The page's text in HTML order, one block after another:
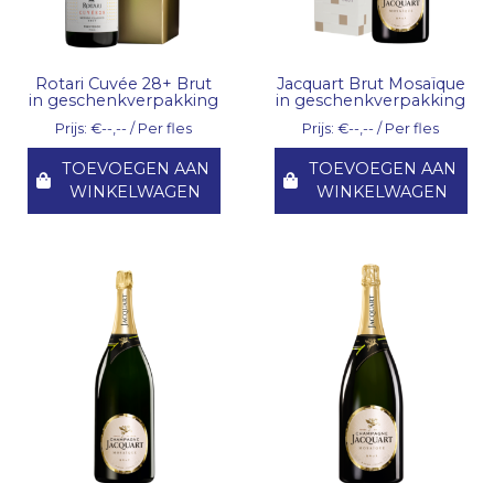
Rotari Cuvée 28+ Brut
in geschenkverpakking
Prijs: €--,-- / Per fles
TOEVOEGEN AAN
WINKELWAGEN
Jacquart Brut Mosaïque
in geschenkverpakking
Prijs: €--,-- / Per fles
TOEVOEGEN AAN
WINKELWAGEN